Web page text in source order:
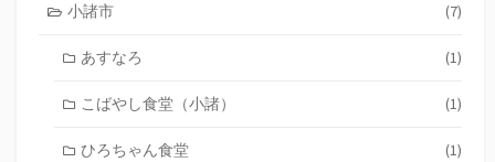
小諸市 (7)
あすなろ (1)
こばやし食堂（小諸） (1)
ひろちゃん食堂 (1)